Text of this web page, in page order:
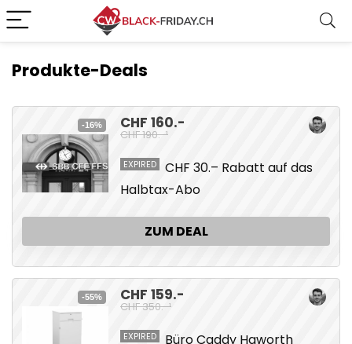
Produkte-Deals
-16% CHF 160.-
CHF 190.-¹
EXPIRED
CHF 30.– Rabatt auf das
Halbtax-Abo
ZUM DEAL
-55% CHF 159.-
CHF 350.-¹
EXPIRED
Büro Caddy Haworth